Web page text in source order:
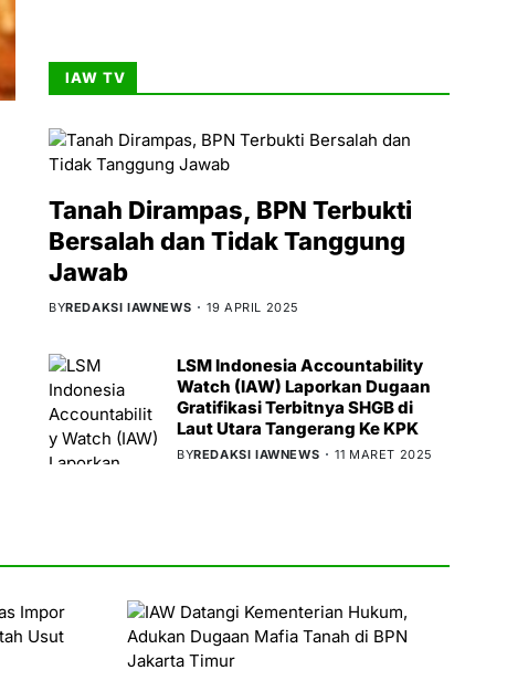
IAW TV
Tanah Dirampas, BPN Terbukti
Bersalah dan Tidak Tanggung
Jawab
BYREDAKSI IAWNEWS 19 APRIL 2025
LSM Indonesia Accountability
Watch (IAW) Laporkan Dugaan
Gratifikasi Terbitnya SHGB di
Laut Utara Tangerang Ke KPK
BYREDAKSI IAWNEWS 11 MARET 2025